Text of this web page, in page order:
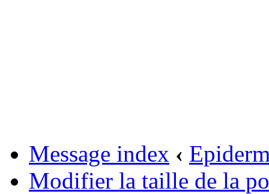
Message index ‹
Modifier la taille de la